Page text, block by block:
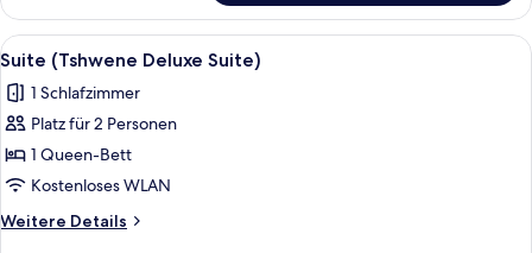
Suite
Alle
Fotos
für
Suite
(Tshwene
Deluxe
Suite)
anzeigen
Suite (Tshwene Deluxe Suite) | 1
1
Suite (Tshwene Deluxe Suite)
1 Schlafzimmer
Platz für 2 Personen
1 Queen-Bett
Kostenloses WLAN
Weitere Details
Weitere